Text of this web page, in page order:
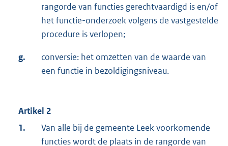
rangorde van functies gerechtvaardigd is en/of
het functie-onderzoek volgens de vastgestelde
procedure is verlopen;
g.
conversie: het omzetten van de waarde van
een functie in bezoldigingsniveau.
Artikel 2
1.
Van alle bij de gemeente Leek voorkomende
functies wordt de plaats in de rangorde van